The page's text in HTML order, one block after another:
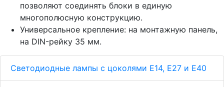
Светодиодные лампы с цоколями Е14, E27 и E40
позволяют соединять блоки в единую
многополюсную конструкцию.
Универсальное крепление: на монтажную панель,
на DIN-рейку 35 мм.